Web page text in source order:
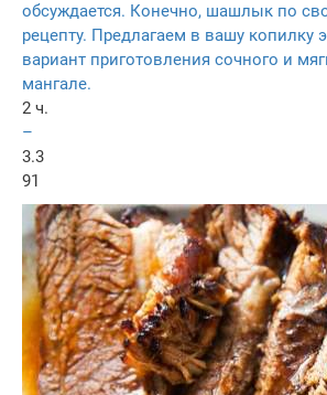
обсуждается. Конечно, шашлык по
рецепту. Предлагаем в вашу копилку
вариант приготовления сочного и
мангале.
2 ч.
–
3.3
91